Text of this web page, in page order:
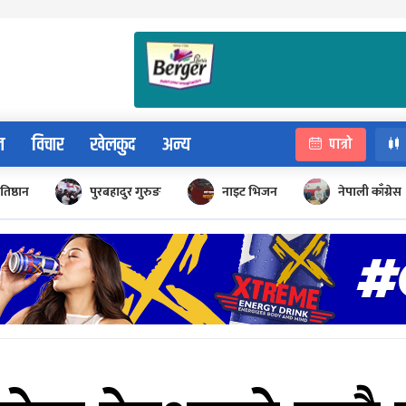
विचार खेलकुद अन्य पात्रो
पुरबहादुर गुरुङ नाइट भिजन नेपाली काँग्रेस